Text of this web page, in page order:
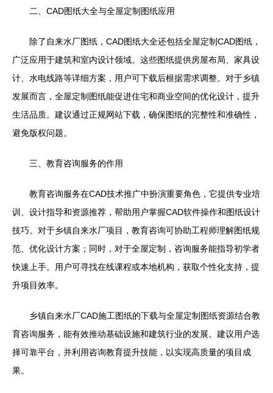
二、CAD图纸大全与全屋定制图纸应用
除了自来水厂图纸，CAD图纸大全还包括全屋定制CAD图纸，
广泛应用于建筑和室内设计领域。这些图纸提供房屋布局、家具设
计、水电线路等详细方案，用户可下载后根据需求调整。对于乡镇
发展而言，全屋定制图纸能促进住宅和商业空间的优化设计，提升
生活品质。建议通过正规网站下载，确保图纸的完整性和准确性，
避免版权问题。
三、教育咨询服务的作用
教育咨询服务在CAD技术推广中扮演重要角色，它提供专业培
训、设计指导和资源推荐，帮助用户掌握CAD软件操作和图纸设计
技巧。对于乡镇自来水厂项目，教育咨询可协助工程师理解图纸规
范、优化设计方案；同时，对于全屋定制，咨询服务能指导初学者
快速上手。用户可寻找在线课程或本地机构，获取个性化支持，提
升项目效率。
乡镇自来水厂CAD施工图纸的下载与全屋定制图纸资源结合教
育咨询服务，能有效推动基础设施和建筑行业的发展。建议用户选
择可靠平台，并利用咨询教育提升技能，以实现高质量的项目成
果。